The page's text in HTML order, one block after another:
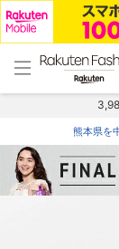
menu home
トップ
熊本県を